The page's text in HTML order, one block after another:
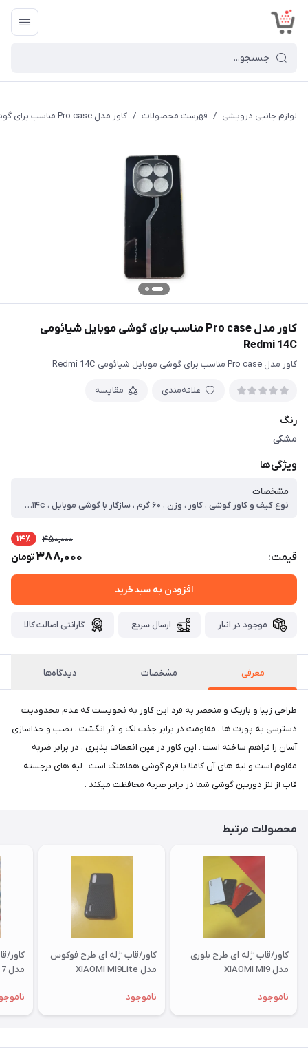
لوازم جانبی درویشی / فهرست محصولات / کاور مدل Pro case مناسب برای گوشی موبایل شیائومی Redmi 14C
کاور مدل Pro case مناسب برای گوشی موبایل شیائومی
Redmi 14C
کاور مدل Pro case مناسب برای گوشی موبایل شیائومی Redmi 14C
علاقه‌مندی مقایسه
رنگ
مشکی
ویژگی‌ها
مشخصات
نوع کیف و کاور گوشی ، کاور ، وزن ، ۶۰ گرم ، سازگار با گوشی موبایل ، Xiaomi Redmi ۱۴c ، ساختار ، مات ، سطح پوشش ، حفاظت از دکمه‌ها ، لبه راست ، لبه چپ ، لبه پایینی ، لبه بالایی ، قاب پشتی
قیمت:
450,000 14٪
388,000تومان
افزودن به سبدخرید
موجود در انبار ارسال سریع گارانتی اصالت کالا
معرفی مشخصات دیدگاه‌ها
طراحی زیبا و باریک و منحصر به فرد این کاور به نحویست که عدم محدودیت
دسترسی به پورت ها ، مقاومت در برابر جذب لک و اثر انگشت ، نصب و جداسازی
آسان را فراهم ساخته است . این کاور در عین انعطاف پذیری ، در برابر ضربه
مقاوم است و لبه های آن کاملا با فرم گوشی هماهنگ است . لبه های برجسته
قاب از لنز دوربین گوشی شما در برابر ضربه محافظت میکند .
محصولات مرتبط
کاور/قاب ژله ای طرح بلوری
مدل XIAOMI MI9
ناموجود
کاور/قاب ژله ای طرح فوکوس
مدل XIAOMI MI9Lite
ناموجود
کاور/
مدل XIAOMI RM 7